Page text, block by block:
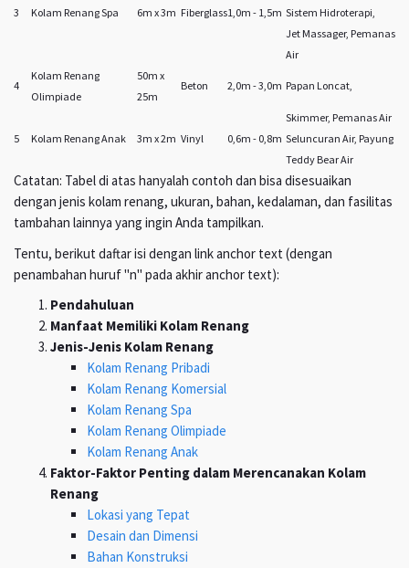
3
Kolam Renang Spa 6m x 3m Fiberglass1,0m - 1,5m Sistem Hidroterapi,
Jet Massager, Pemanas
Air
4
Kolam Renang
Olimpiade
50m x
25m
Beton 2,0m - 3,0m Papan Loncat,
Skimmer, Pemanas Air
5
Kolam Renang Anak 3m x 2m Vinyl 0,6m - 0,8m Seluncuran Air, Payung
Teddy Bear Air
Catatan: Tabel di atas hanyalah contoh dan bisa disesuaikan
dengan jenis kolam renang, ukuran, bahan, kedalaman, dan fasilitas
tambahan lainnya yang ingin Anda tampilkan.
Tentu, berikut daftar isi dengan link anchor text (dengan
penambahan huruf "n" pada akhir anchor text):
Pendahuluan
Manfaat Memiliki Kolam Renang
Jenis-Jenis Kolam Renang
Kolam Renang Pribadi
Kolam Renang Komersial
Kolam Renang Spa
Kolam Renang Olimpiade
Kolam Renang Anak
Faktor-Faktor Penting dalam Merencanakan Kolam
Renang
Lokasi yang Tepat
Desain dan Dimensi
Bahan Konstruksi